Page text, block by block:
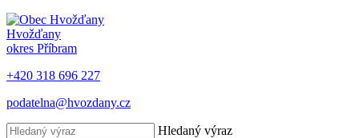
Hvožďany
okres Příbram
+420 318 696 227
podatelna@hvozdany.cz
Hledaný výraz